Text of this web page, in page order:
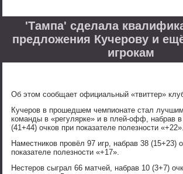
'Тампа' сделала
предложения Кучерову и
игрокам
Об этом сообщает официальный «твиттер»
Кучеров в прошедшем чемпионате стал
команды в «регулярке» и в плей-офф, набрав
(41+44) очков при показателе полезности «+22».
Наместников провёл 97 игр, набрав 38 (15+23)
показателе полезности «+17».
Нестеров сыграл 66 матчей, набрав 10 (3+7)